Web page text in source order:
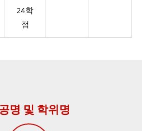
24학
점
명 및 학위명